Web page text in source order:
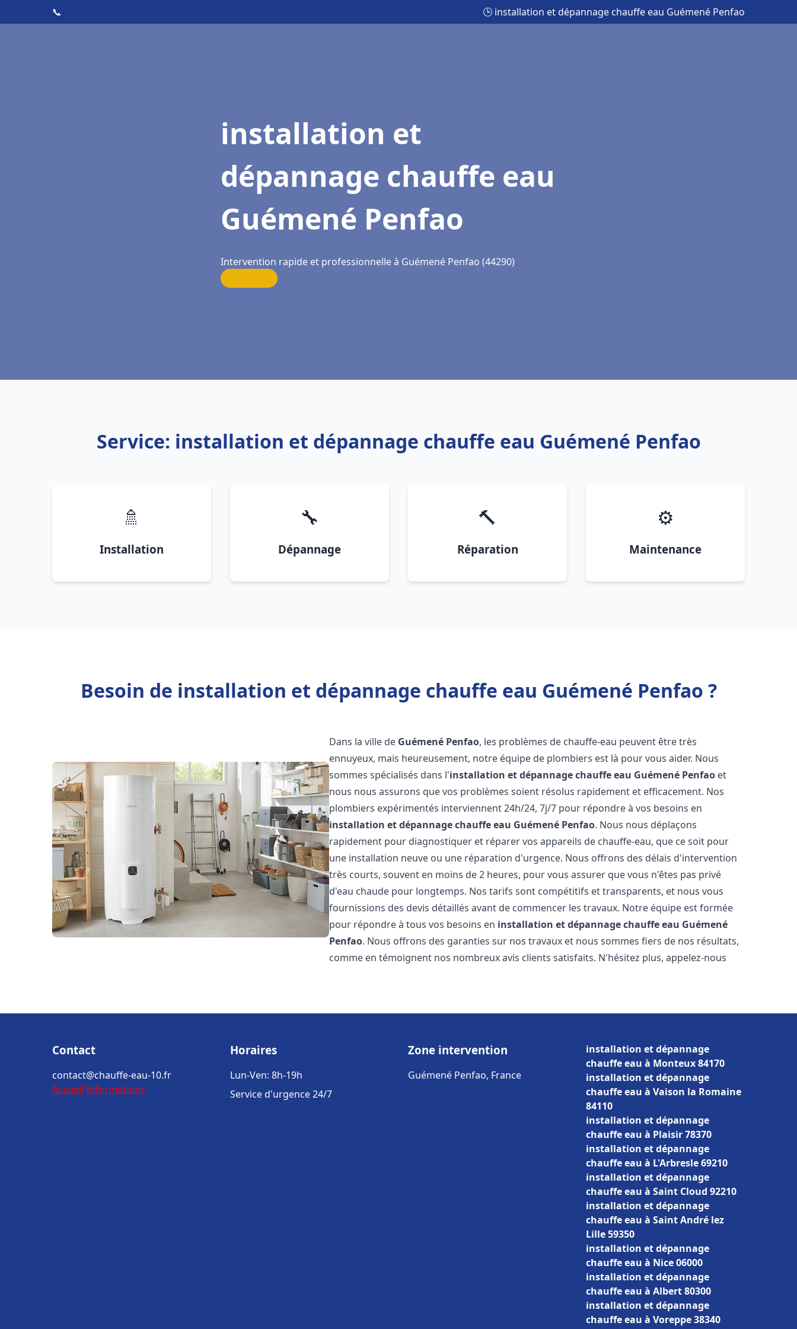
📞 🕒 installation et dépannage chauffe eau Guémené Penfao
installation et
dépannage chauffe eau
Guémené Penfao
Intervention rapide et professionnelle à Guémené Penfao (44290)
Service: installation et dépannage chauffe eau Guémené Penfao
🚿
Installation
🔧
Dépannage
🔨
Réparation
⚙️
Maintenance
Besoin de installation et dépannage chauffe eau Guémené Penfao ?
Dans la ville de Guémené Penfao, les problèmes de chauffe-eau peuvent être très
ennuyeux, mais heureusement, notre équipe de plombiers est là pour vous aider. Nous
sommes spécialisés dans l'installation et dépannage chauffe eau Guémené Penfao et
nous nous assurons que vos problèmes soient résolus rapidement et efficacement. Nos
plombiers expérimentés interviennent 24h/24, 7j/7 pour répondre à vos besoins en
installation et dépannage chauffe eau Guémené Penfao. Nous nous déplaçons
rapidement pour diagnostiquer et réparer vos appareils de chauffe-eau, que ce soit pour
une installation neuve ou une réparation d'urgence. Nous offrons des délais d'intervention
très courts, souvent en moins de 2 heures, pour vous assurer que vous n'êtes pas privé
d'eau chaude pour longtemps. Nos tarifs sont compétitifs et transparents, et nous vous
fournissions des devis détaillés avant de commencer les travaux. Notre équipe est formée
pour répondre à tous vos besoins en installation et dépannage chauffe eau Guémené
Penfao. Nous offrons des garanties sur nos travaux et nous sommes fiers de nos résultats,
comme en témoignent nos nombreux avis clients satisfaits. N'hésitez plus, appelez-nous
Contact
contact@chauffe-eau-10.fr
Accueil Informations
Horaires
Lun-Ven: 8h-19h
Service d'urgence 24/7
Zone intervention
Guémené Penfao, France
installation et dépannage
chauffe eau à Monteux 84170
installation et dépannage
chauffe eau à Vaison la Romaine
84110
installation et dépannage
chauffe eau à Plaisir 78370
installation et dépannage
chauffe eau à L'Arbresle 69210
installation et dépannage
chauffe eau à Saint Cloud 92210
installation et dépannage
chauffe eau à Saint André lez
Lille 59350
installation et dépannage
chauffe eau à Nice 06000
installation et dépannage
chauffe eau à Albert 80300
installation et dépannage
chauffe eau à Voreppe 38340